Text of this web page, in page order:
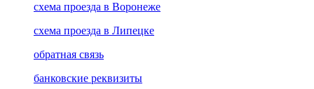
схема проезда в Воронеже
схема проезда в Липецке
обратная связь
банковские реквизиты